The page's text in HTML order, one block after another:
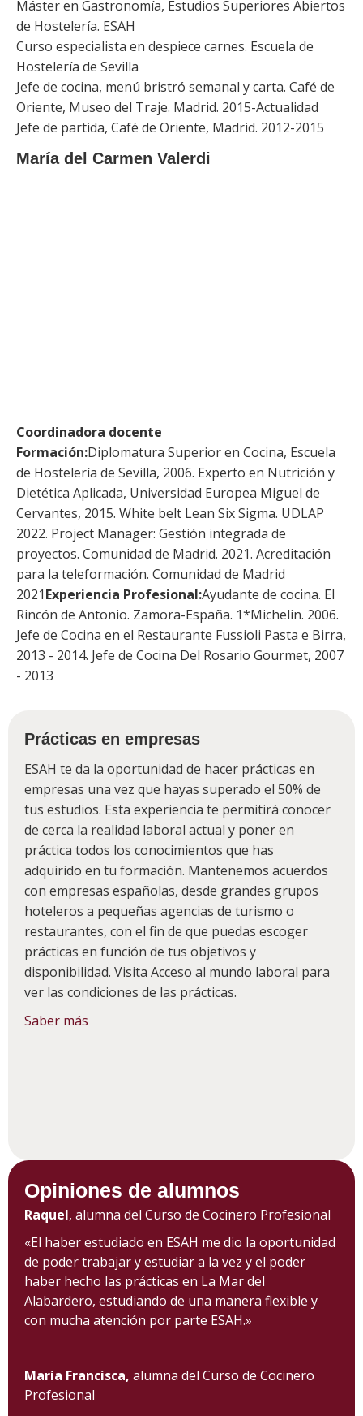
Máster en Gastronomía, Estudios Superiores Abiertos
de Hostelería. ESAH
Curso especialista en despiece carnes. Escuela de
Hostelería de Sevilla
Jefe de cocina, menú bristró semanal y carta. Café de
Oriente, Museo del Traje. Madrid. 2015-Actualidad
​Jefe de partida, Café de Oriente, Madrid. 2012-2015
María del Carmen Valerdi
Coordinadora docente
Formación:Diplomatura Superior en Cocina, Escuela
de Hostelería de Sevilla, 2006. Experto en Nutrición y
Dietética Aplicada, Universidad Europea Miguel de
Cervantes, 2015. White belt Lean Six Sigma. UDLAP
2022. Project Manager: Gestión integrada de
proyectos. Comunidad de Madrid. 2021. Acreditación
para la teleformación. Comunidad de Madrid
2021Experiencia Profesional:Ayudante de cocina. El
Rincón de Antonio. Zamora-España. 1*Michelin. 2006.
Jefe de Cocina en el Restaurante Fussioli Pasta e Birra,
2013 - 2014. Jefe de Cocina Del Rosario Gourmet, 2007
- 2013
Prácticas en empresas
ESAH te da la oportunidad de hacer prácticas en
empresas una vez que hayas superado el 50% de
tus estudios. Esta experiencia te permitirá conocer
de cerca la realidad laboral actual y poner en
práctica todos los conocimientos que has
adquirido en tu formación. Mantenemos acuerdos
con empresas españolas, desde grandes grupos
hoteleros a pequeñas agencias de turismo o
restaurantes, con el fin de que puedas escoger
prácticas en función de tus objetivos y
disponibilidad. Visita Acceso al mundo laboral para
ver las condiciones de las prácticas.
Saber más
Opiniones de alumnos
Raquel, alumna del Curso de Cocinero Profesional
«El haber estudiado en ESAH me dio la oportunidad
de poder trabajar y estudiar a la vez y el poder
haber hecho las prácticas en La Mar del
Alabardero, estudiando de una manera flexible y
con mucha atención por parte ESAH.»
María Francisca, alumna del Curso de Cocinero
Profesional